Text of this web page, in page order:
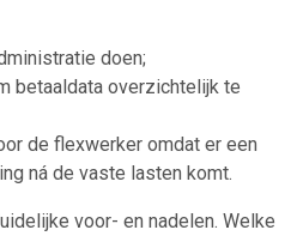
doen;
betaaldata overzichtelijk te
de flexwerker omdat er een
ná de vaste lasten komt.
voor- en nadelen. Welke
zoeken
Bureau Cicero
Flexnieuws
NBBU